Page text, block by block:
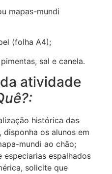
mapas-mundi
(folha A4);
sal e canela.
atividade
histórica das
disponha os alunos em
mundi ao chão;
especiarias espalhados
solicite que